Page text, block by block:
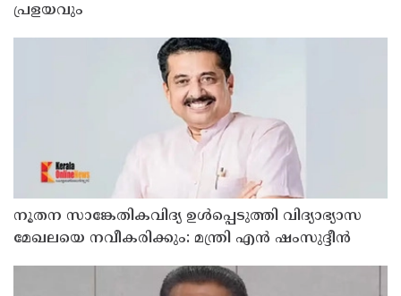
പ്രളയവും
നൂതന സാങ്കേതികവിദ്യ ഉള്‍പ്പെടുത്തി വിദ്യാഭ്യാസ
മേഖലയെ നവീകരിക്കും: മന്ത്രി എന്‍ ഷംസുദ്ദീന്‍